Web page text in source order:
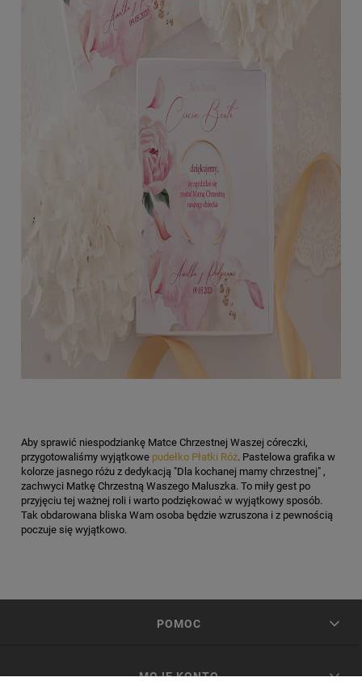
Aby sprawić niespodziankę Matce Chrzestnej Waszej córeczki,
przygotowaliśmy wyjątkowe pudełko Płatki Róż. Pastelowa grafika w
kolorze jasnego różu z dedykacją "Dla kochanej mamy chrzestnej" ,
zachwyci Matkę Chrzestną Waszego Maluszka. To miły gest po
przyjęciu tej ważnej roli i warto podziękować w wyjątkowy sposób.
Tak obdarowana bliska Wam osoba będzie wzruszona i z pewnością
poczuje się wyjątkowo.
POMOC
MOJE KONTO